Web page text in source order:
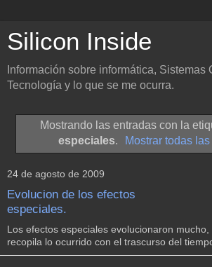
Silicon Inside
Información sobre informática, Sistemas
Tecnología y lo que se me ocurra.
Mostrando las entradas con la
especiales. Mostrar todas
24 de agosto de 2009
Evolucion de los efectos
especiales.
Los efectos especiales evolucionaron
recopila lo ocurrido con el trascurso del